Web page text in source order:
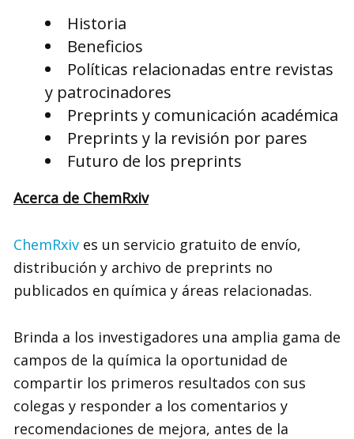
Historia
Beneficios
Políticas relacionadas entre revistas
y patrocinadores
Preprints y comunicación académica
Preprints y la revisión por pares
Futuro de los preprints
Acerca de ChemRxiv
ChemRxiv es un servicio gratuito de envío,
distribución y archivo de preprints no
publicados en química y áreas relacionadas.
Brinda a los investigadores una amplia gama de
campos de la química la oportunidad de
compartir los primeros resultados con sus
colegas y responder a los comentarios y
recomendaciones de mejora, antes de la